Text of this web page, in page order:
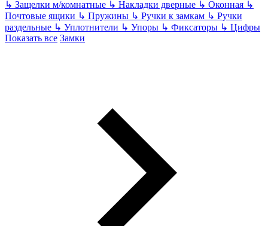
↳ Защелки м/комнатные ↳ Накладки дверные ↳ Оконная ↳
Почтовые ящики ↳ Пружины ↳ Ручки к замкам ↳ Ручки
раздельные ↳ Уплотнители ↳ Упоры ↳ Фиксаторы ↳ Цифры
Показать все Замки